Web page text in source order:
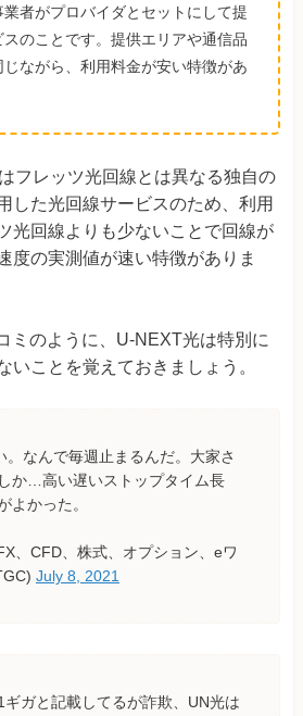
者がプロバイダとセットにして提
のことです。提供エリアや通信品
ながら、利用料金が安い特徴があ
フレッツ光回線とは異なる独自の
した光回線サービスのため、利用
光回線よりも少ないことで回線が
度の実測値が速い特徴がありま
ミのように、U-NEXT光は特別に
いことを覚えておきましょう。
。なんで毎週止まるんだ。大家さ
か…高い遅いストップタイム長
よかった。
、CFD、株式、オプション、eワ
July 8, 2021
ガと記載してるが詐欺、UN光は